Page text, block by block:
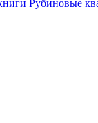
Рубиновые